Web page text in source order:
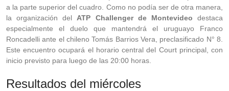
a la parte superior del cuadro. Como no podía ser de otra manera,
la organización del ATP Challenger de Montevideo destaca
especialmente el duelo que mantendrá el uruguayo Franco
Roncadelli ante el chileno Tomás Barrios Vera, preclasificado N° 8.
Este encuentro ocupará el horario central del Court principal, con
inicio previsto para luego de las 20:00 horas.
Resultados del miércoles